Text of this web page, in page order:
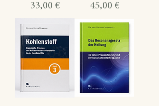
Preis
33,00 € Preis
45,00 €